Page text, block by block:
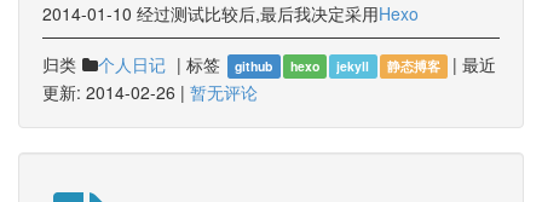
2014-01-10 经过测试比较后,最后我决定采用Hexo
归类 个人日记 | 标签 github hexo jekyll 静态搏客 |最近
更新: 2014-02-26 | 暂无评论